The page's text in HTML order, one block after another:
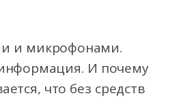
и микрофонами.
И почему
что без средств